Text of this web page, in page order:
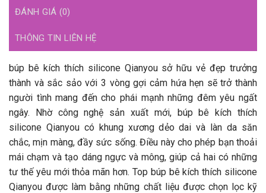
ĐÁNH GIÁ (0)
THÔNG TIN LIÊN HỆ
búp bê kích thích silicone Qianyou sở hữu vẻ đẹp trưởng
thành và sắc sảo với 3 vòng gợi cảm hứa hẹn sẽ trở thành
người tình mang đến cho phái mạnh những đêm yêu ngất
ngây. Nhờ công nghệ sản xuất mới, búp bê kích thích
silicone Qianyou có khung xương dẻo dai và làn da săn
chắc, mịn màng, đầy sức sống. Điều này cho phép bạn thoải
mái chạm và tạo dáng ngực và mông, giúp cả hai có những
tư thế yêu mới thỏa mãn hơn. Top búp bê kích thích silicone
Qianyou được làm bằng những chất liệu được chọn lọc kỹ